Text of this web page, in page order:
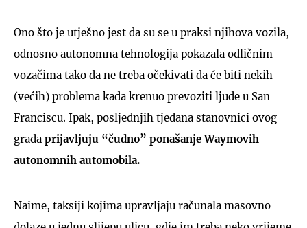
Ono što je utješno jest da su se u praksi njihova vozila,
odnosno autonomna tehnologija pokazala odličnim
vozačima tako da ne treba očekivati da će biti nekih
(većih) problema kada krenuo prevoziti ljude u San
Franciscu. Ipak, posljednjih tjedana stanovnici ovog
grada prijavljuju “čudno” ponašanje Waymovih
autonomnih automobila.
Naime, taksiji kojima upravljaju računala masovno